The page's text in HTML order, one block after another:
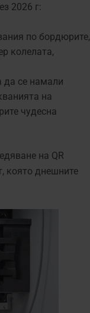
2026 г:
по бордюрите,
колелата,
да се намали
на
чудесна
на QR
която днешните